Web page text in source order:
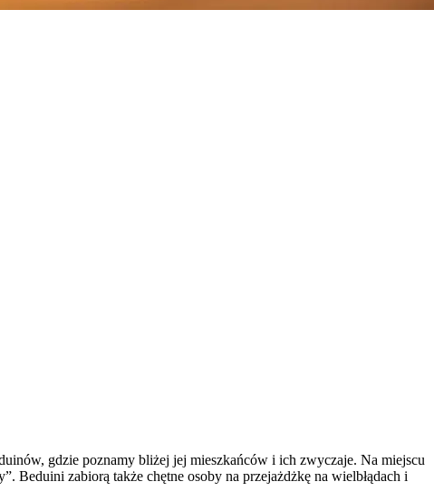
gdzie poznamy bliżej jej mieszkańców i ich zwyczaje. Na miejscu
Beduini zabiorą także chętne osoby na przejażdżkę na wielbłądach i